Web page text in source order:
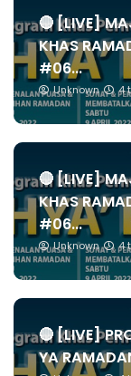
🔴 [LIVE]
KHAS
#06...
Unknown 4
🔴 [LIVE]
KHAS
#06...
Unknown 4
🔴 [LIVE]
YA